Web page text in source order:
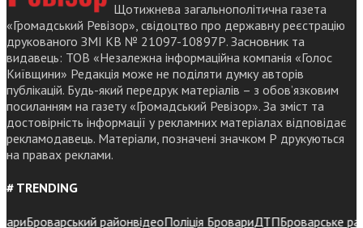
Щотижнева загальнополітична газета
«Громадський Ревізор», свідоцтво про державну реєстрацію
друкованого ЗМІ КВ № 21097-10897Р. Засновник та
видавець: ТОВ «Незалежна інформаційна компанія «Голос
Київщини» Редакція може не поділяти думку авторів
публікацій. Будь-який передрук матеріалів – з обов’язковим
посиланням на газету «Громадський Ревізор». За зміст та
достовірність інформації у рекламних матеріалах відповідає
рекламодавець. Матеріали, позначені значком Р друкуються
на правах реклами.
# TRENDING
Броварський районвідеоПоліція БровариДТПБроварське